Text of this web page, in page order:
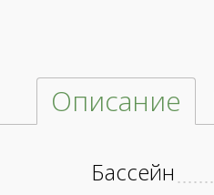
Описание
Бассейн